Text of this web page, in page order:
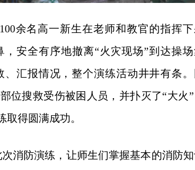
余名高一新生在老师和教官的指挥
安全有序地撤离“火灾现场”到达操
汇报情况，整个演练活动井井有条
位搜救受伤被困人员，并扑灭了“大火
得圆满成功。
消防演练，让师生们掌握基本的消防